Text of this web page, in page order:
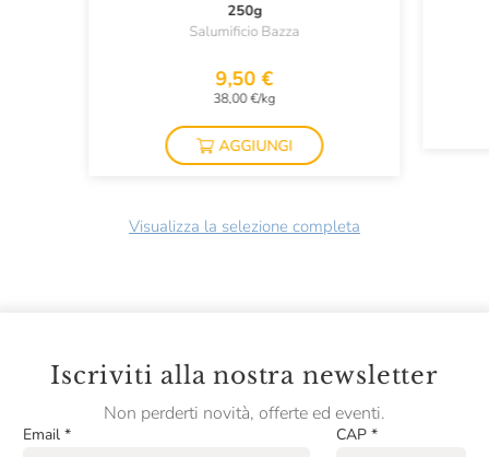
250g
Salumificio Bazza
9,50 €
38,00 €/kg
AGGIUNGI
Visualizza la selezione completa
Iscriviti alla nostra newsletter
Non perderti novità, offerte ed eventi.
Email * CAP *